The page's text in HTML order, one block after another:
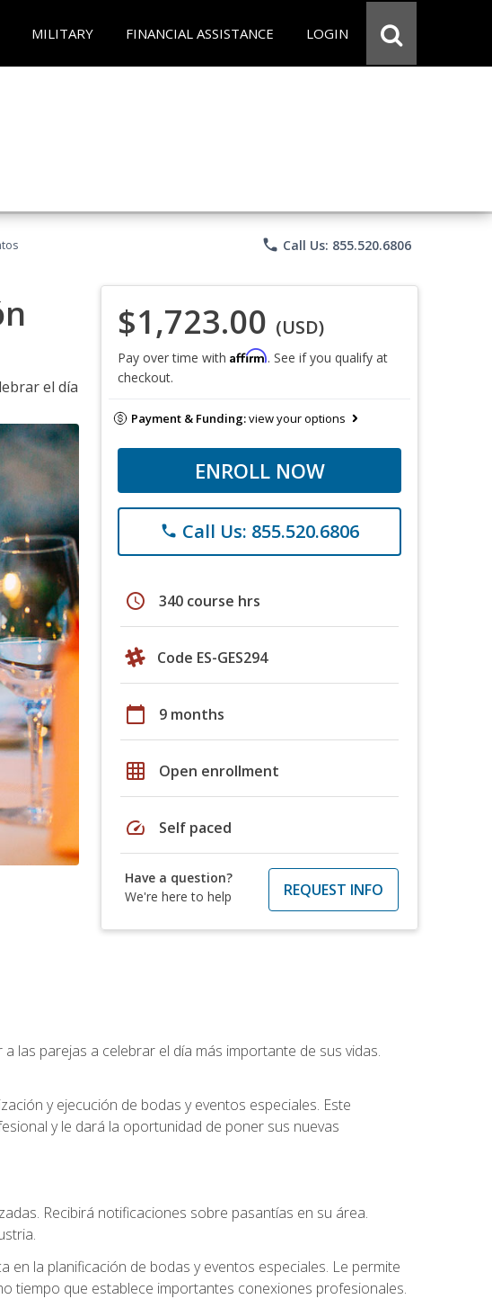
MILITARY FINANCIAL ASSISTANCE LOGIN
phone Call Us: 855.520.6806
el día
$1,723.00 (USD)
Pay over time with Affirm. See if you qualify at
checkout.
Payment & Funding:view your options
ENROLL NOW
phone Call Us: 855.520.6806
schedule 340 course hrs
Code ES-GES294
calendar_today 9 months
grid_on Open enrollment
speed Self paced
Have a question?
We're here to help
REQUEST INFO
las parejas a celebrar el día más importante de sus vidas.
y ejecución de bodas y eventos especiales. Este
y le dará la oportunidad de poner sus nuevas
Recibirá notificaciones sobre pasantías en su área.
la planificación de bodas y eventos especiales. Le permite
tiempo que establece importantes conexiones profesionales.